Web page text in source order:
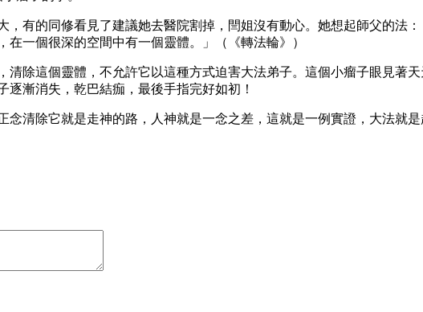
，有的同修看見了建議她去醫院割掉，閆姐沒有動心。她想起師父的法
一個很深的空間中有一個靈體。」（《轉法輪》）
清除這個靈體，不允許它以這種方式迫害大法弟子。這個小瘤子眼見著
漸消失，乾巴結痂，最後手指完好如初！
清除它就是走神的路，人神就是一念之差，這就是一例實證，大法就是